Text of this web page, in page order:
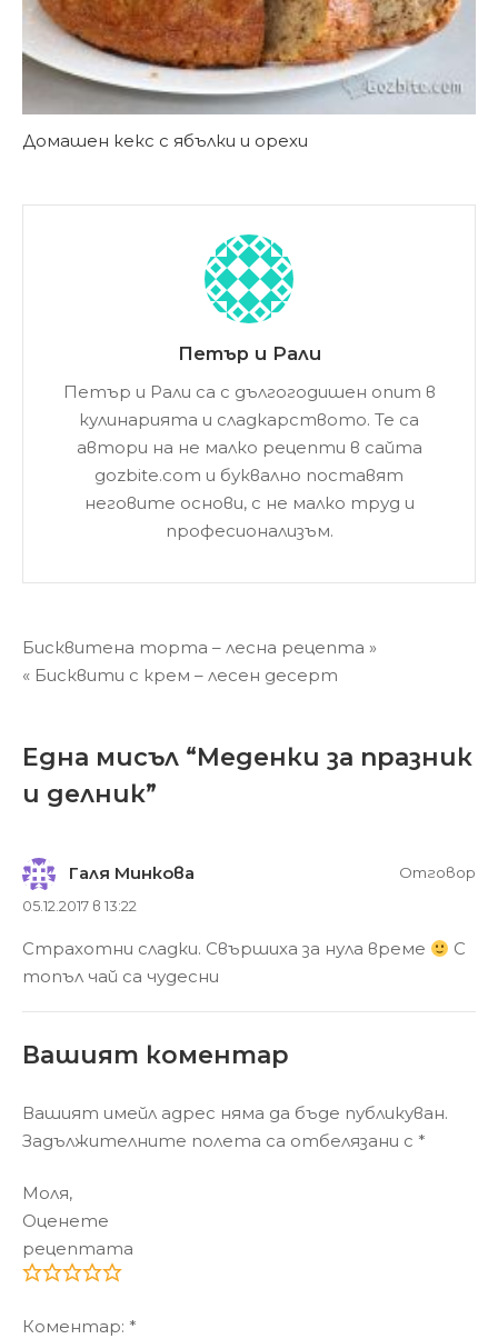
Домашен кекс с ябълки и орехи
Петър и Рали
Петър и Рали са с дългогодишен опит в
кулинарията и сладкарството. Те са
автори на не малко рецепти в сайта
gozbite.com и буквално поставят
неговите основи, с не малко труд и
професионализъм.
Навигация
Бисквитена торта – лесна рецепта »
« Бисквити с крем – лесен десерт
Една мисъл “Меденки за празник
и делник”
Галя Минкова
05.12.2017 в 13:22
Страхотни сладки. Свършиха за нула време
С
топъл чай са чудесни
Отговор
Вашият коментар
Вашият имейл адрес няма да бъде публикуван.
Задължителните полета са отбелязани с *
Моля,
Оценете
рецептата
Коментар: *